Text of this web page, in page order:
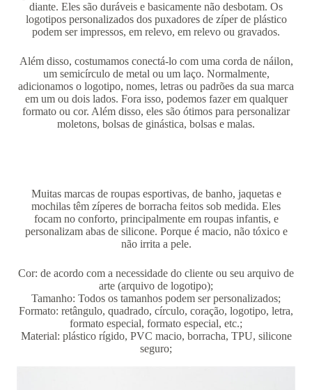
diante. Eles são duráveis ​​e basicamente não desbotam. Os
logotipos personalizados dos puxadores de zíper de plástico
podem ser impressos, em relevo, em relevo ou gravados.
Além disso, costumamos conectá-lo com uma corda de náilon,
um semicírculo de metal ou um laço. Normalmente,
adicionamos o logotipo, nomes, letras ou padrões da sua marca
em um ou dois lados. Fora isso, podemos fazer em qualquer
formato ou cor. Além disso, eles são ótimos para personalizar
moletons, bolsas de ginástica, bolsas e malas.
Muitas marcas de roupas esportivas, de banho, jaquetas e
mochilas têm zíperes de borracha feitos sob medida. Eles
focam no conforto, principalmente em roupas infantis, e
personalizam abas de silicone. Porque é macio, não tóxico e
não irrita a pele.
Cor: de acordo com a necessidade do cliente ou seu arquivo de
arte (arquivo de logotipo);
Tamanho: Todos os tamanhos podem ser personalizados;
Formato: retângulo, quadrado, círculo, coração, logotipo, letra,
formato especial, formato especial, etc.;
Material: plástico rígido, PVC macio, borracha, TPU, silicone
seguro;